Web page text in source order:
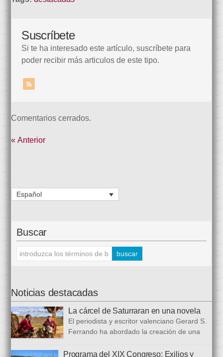
Suscríbete
Si te ha interesado este artículo, suscríbete para
poder recibir más articulos de este tipo.
Comentarios cerrados.
« Anterior
Español
Buscar
Noticias destacadas
La cárcel de Saturraran en una novela
El periodista y escritor valenciano Gerard S.
Ferrando ha abordado la creación de una
realidad actual, con numerosas referencias al pasado. El ciclo
Programa del XIX Congreso: Exilios y